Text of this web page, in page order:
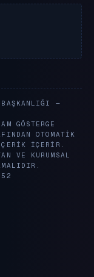
—
GÖSTERGE
OTOMATIK
IÇERIR.
VE KURUMSAL